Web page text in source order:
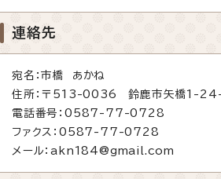
連絡先
宛名：市橋 あかね
住所：〒513-0036 鈴鹿市矢橋1-24-
電話番号：0587-77-0728
ファクス：0587-77-0728
メール：akn184@gmail.com